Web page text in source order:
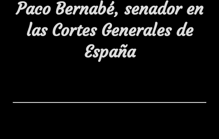
Paco Bernabé, senador en
las Cortes Generales de
España